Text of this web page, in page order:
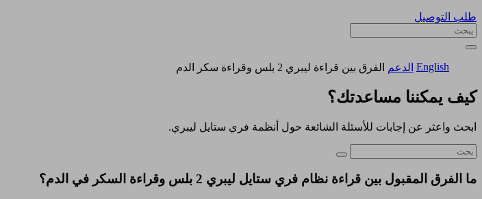
طلب التوصيل
English الدعم الفرق بين قراءة ليبري 2 بلس وقراءة سكر الدم
كيف يمكننا مساعدتك؟
ابحث واعثر عن إجابات للأسئلة الشائعة حول أنظمة فري ستايل ليبري.
ما الفرق المقبول بين قراءة نظام فري ستايل ليبري 2 بلس وقراءة السكر في الدم؟